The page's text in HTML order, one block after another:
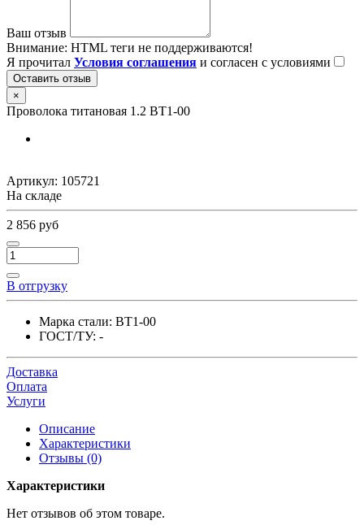
Ваш отзыв
Внимание: HTML теги не поддерживаются!
Я прочитал Условия соглашения и согласен с условиями
Оставить отзыв
×
Проволока титановая 1.2 ВТ1-00
Артикул: 105721
На складе
2 856 руб
В отгрузку
Марка стали: ВТ1-00
ГОСТ/ТУ: -
Доставка
Оплата
Услуги
Описание
Характеристики
Отзывы (0)
Характеристики
Нет отзывов об этом товаре.